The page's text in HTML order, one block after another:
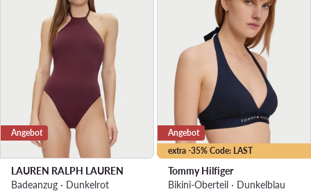
Angebot
LAUREN RALPH LAUREN
Badeanzug · Dunkelrot
extra -35% Code: LAST
Angebot
Tommy Hilfiger
Bikini-Oberteil · Dunkelblau